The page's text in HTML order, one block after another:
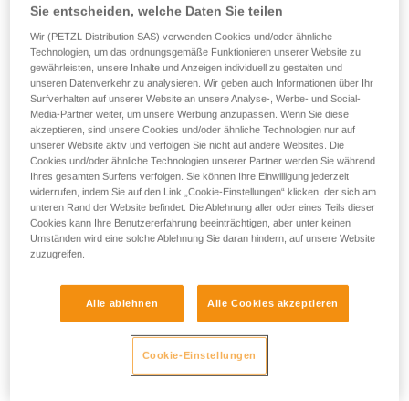
beschrieben werden.
Sie entscheiden, welche Daten Sie teilen
Wir (PETZL Distribution SAS) verwenden Cookies und/oder ähnliche
Technologien, um das ordnungsgemäße Funktionieren unserer Website zu
gewährleisten, unsere Inhalte und Anzeigen individuell zu gestalten und
unseren Datenverkehr zu analysieren. Wir geben auch Informationen über Ihr
Surfverhalten auf unserer Website an unsere Analyse-, Werbe- und Social-
Media-Partner weiter, um unsere Werbung anzupassen. Wenn Sie diese
akzeptieren, sind unsere Cookies und/oder ähnliche Technologien nur auf
unserer Website aktiv und verfolgen Sie nicht auf andere Websites. Die
Cookies und/oder ähnliche Technologien unserer Partner werden Sie während
Ihres gesamten Surfens verfolgen. Sie können Ihre Einwilligung jederzeit
widerrufen, indem Sie auf den Link „Cookie-Einstellungen“ klicken, der sich am
unteren Rand der Website befindet. Die Ablehnung aller oder eines Teils dieser
Cookies kann Ihre Benutzererfahrung beeinträchtigen, aber unter keinen
Umständen wird eine solche Ablehnung Sie daran hindern, auf unsere Website
zuzugreifen.
Alle ablehnen Alle Cookies akzeptieren
Cookie-Einstellungen